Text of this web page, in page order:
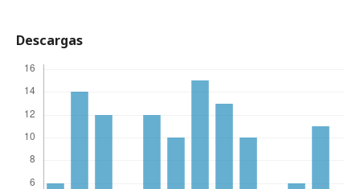
Descargas